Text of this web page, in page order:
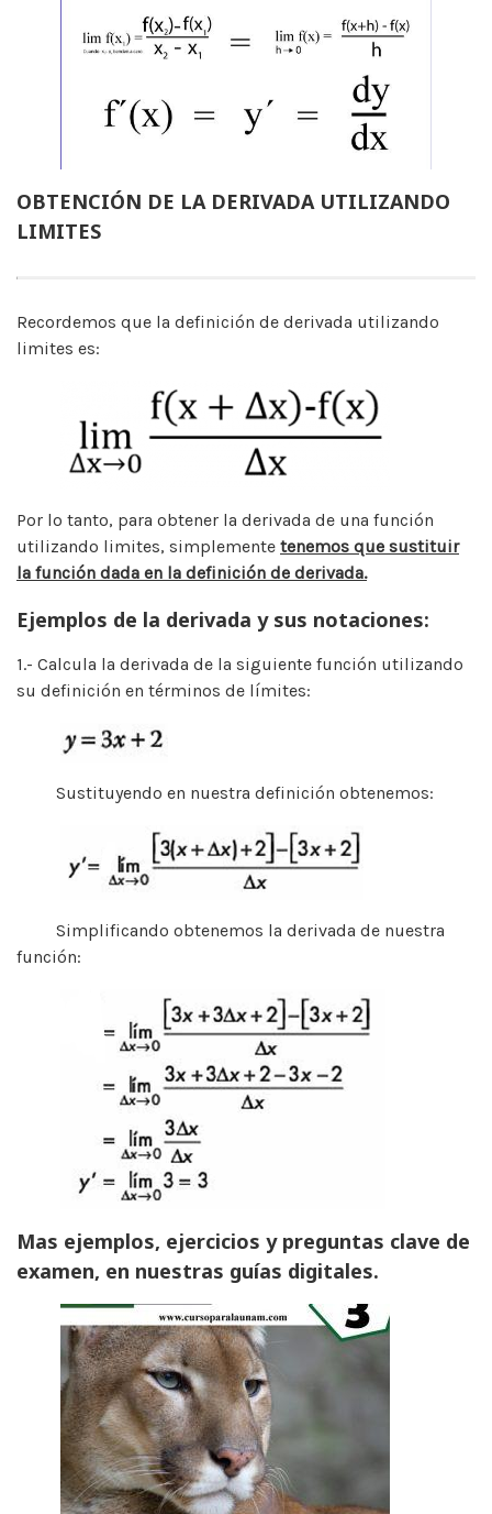
OBTENCIÓN DE LA DERIVADA UTILIZANDO
LIMITES
Recordemos que la definición de derivada utilizando
limites es:
Por lo tanto, para obtener la derivada de una función
utilizando limites, simplemente tenemos que sustituir
la función dada en la definición de derivada.
Ejemplos de la derivada y sus notaciones:
1.- Calcula la derivada de la siguiente función utilizando
su definición en términos de límites:
Sustituyendo en nuestra definición obtenemos:
Simplificando obtenemos la derivada de nuestra
función:
Mas ejemplos, ejercicios y preguntas clave de
examen, en nuestras guías digitales.